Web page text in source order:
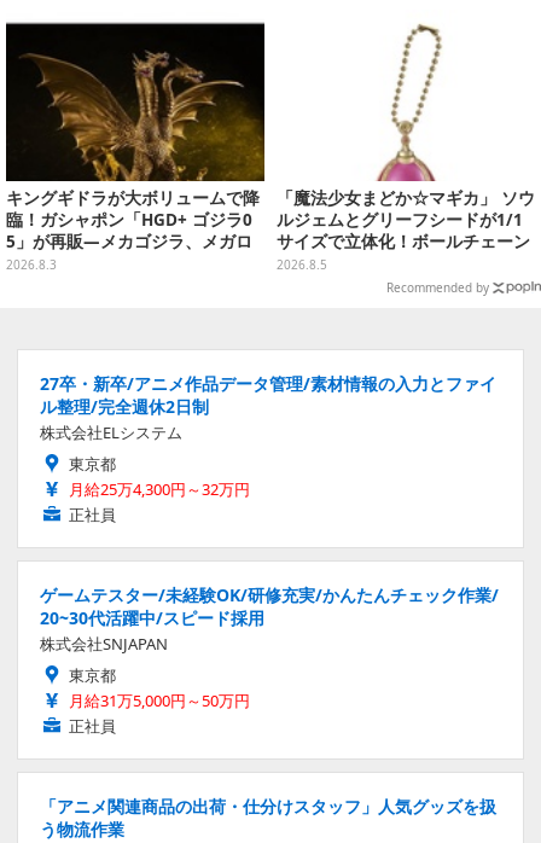
キングギドラが大ボリュームで降
臨！ガシャポン「HGD+ ゴジラ0
5」が再販―メカゴジラ、メガロ
なども揃った全4種
2026.8.3
「魔法少女まどか☆マギカ」 ソウ
ルジェムとグリーフシードが1/1
サイズで立体化！ボールチェーン
を外せばフィギュアとして飾れる
ガシャポン全6種
2026.8.5
Recommended by
27卒・新卒/アニメ作品データ管理/素材情報の入力とファイ
ル整理/完全週休2日制
株式会社ELシステム
東京都
月給25万4,300円～32万円
正社員
ゲームテスター/未経験OK/研修充実/かんたんチェック作業/
20~30代活躍中/スピード採用
株式会社SNJAPAN
東京都
月給31万5,000円～50万円
正社員
「アニメ関連商品の出荷・仕分けスタッフ」人気グッズを扱
う物流作業